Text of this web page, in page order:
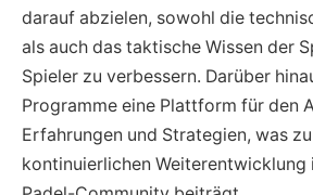
darauf abzielen, sowohl die
als auch das taktische Wissen der
Spieler zu verbessern. Darüber
Programme eine Plattform für den
Erfahrungen und Strategien, was
kontinuierlichen Weiterentwicklung